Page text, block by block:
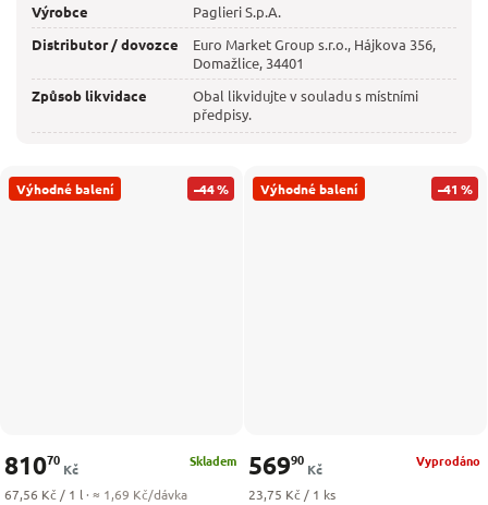
Výrobce
Paglieri S.p.A.
Distributor / dovozce
Euro Market Group s.r.o., Hájkova 356,
Domažlice, 34401
Způsob likvidace
Obal likvidujte v souladu s místními
předpisy.
Výhodné balení –44 %
Skladem
81070
Kč
Měrná cena:
67,56 Kč / 1 l · ≈ 1,69 Kč/dávka
Výhodné balení –41 %
Vyprodáno
56990
Kč
Měrná cena:
23,75 Kč / 1 ks